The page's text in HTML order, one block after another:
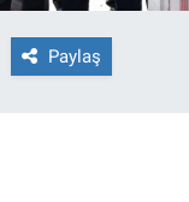
Paylaş